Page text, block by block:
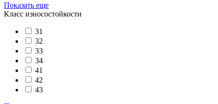
Показать еще
Класс износостойкости
31
32
33
34
41
42
43